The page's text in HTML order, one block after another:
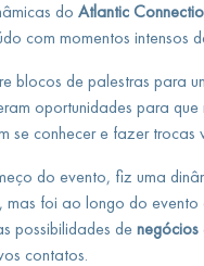
do Atlantic
com momentos intensos
blocos de palestras para
oportunidades para que
se conhecer e fazer trocas
do evento, fiz uma
mas foi ao longo do evento
possibilidades de negócios
contatos.